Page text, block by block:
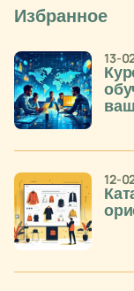
Избранное
13-
12-